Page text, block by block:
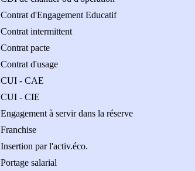
Contrat d'Engagement Educatif
Contrat intermittent
Contrat pacte
Contrat d'usage
CUI - CAE
CUI - CIE
Engagement à servir dans la réserve
Franchise
Insertion par l'activ.éco.
Portage salarial